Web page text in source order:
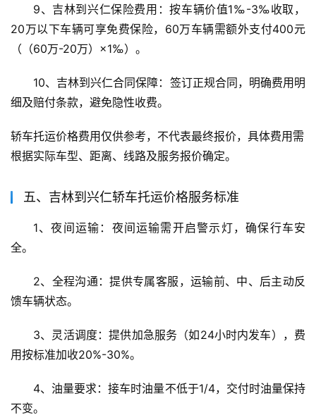
9、吉林到兴仁保险费用：按车辆价值1‰-3‰收取，
20万以下车辆可享免费保险，60万车辆需额外支付400元
（（60万-20万）×1‰）。
10、吉林到兴仁合同保障：签订正规合同，明确费用明
细及赔付条款，避免隐性收费。
轿车托运价格费用仅供参考，不代表最终报价，具体费用需
根据实际车型、距离、线路及服务报价确定。
五、吉林到兴仁轿车托运价格服务标准
1、夜间运输：夜间运输需开启警示灯，确保行车安
全。
2、全程沟通：提供专属客服，运输前、中、后主动反
馈车辆状态。
3、灵活调度：提供加急服务（如24小时内发车），费
用按标准加收20%-30%。
4、油量要求：接车时油量不低于1/4，交付时油量保持
不变。